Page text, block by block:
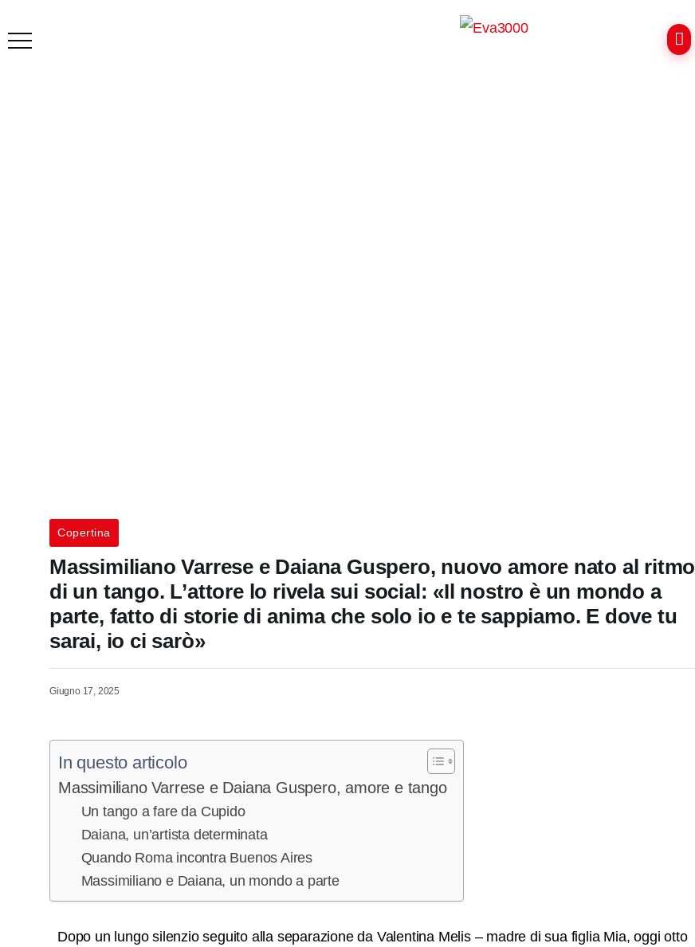
Copertina
Massimiliano Varrese e Daiana Guspero, nuovo amore nato al ritmo
di un tango. L’attore lo rivela sui social: «Il nostro è un mondo a
parte, fatto di storie di anima che solo io e te sappiamo. E dove tu
sarai, io ci sarò»
Giugno 17, 2025
In questo articolo
Massimiliano Varrese e Daiana Guspero, amore e tango
Un tango a fare da Cupido
Daiana, un’artista determinata
Quando Roma incontra Buenos Aires
Massimiliano e Daiana, un mondo a parte
Dopo un lungo silenzio seguito alla separazione da Valentina Melis – madre di sua figlia Mia, oggi otto